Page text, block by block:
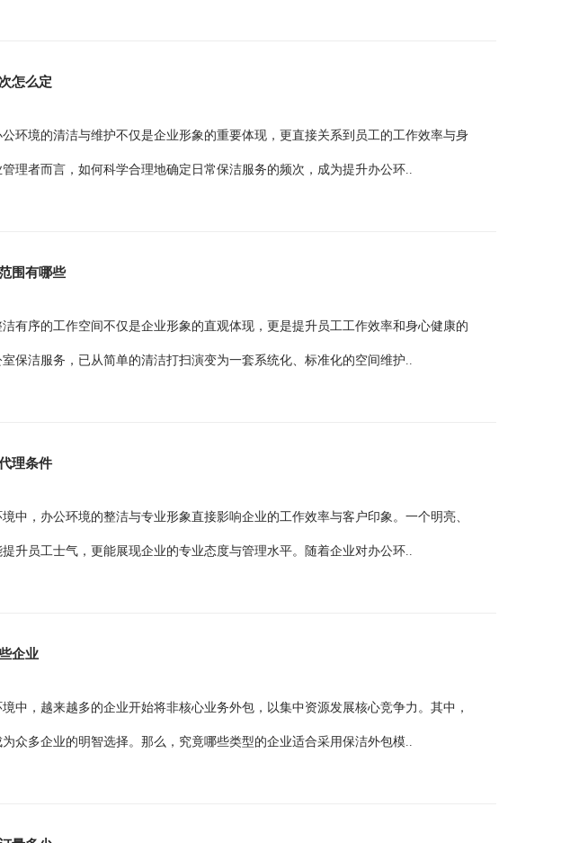
怎么定
环境的清洁与维护不仅是企业形象的重要体现，更直接关系到员工的工作效率与身
理者而言，如何科学合理地确定日常保洁服务的频次，成为提升办公环..
围有哪些
有序的工作空间不仅是企业形象的直观体现，更是提升员工工作效率和身心健康的
保洁服务，已从简单的清洁打扫演变为一套系统化、标准化的空间维护..
理条件
中，办公环境的整洁与专业形象直接影响企业的工作效率与客户印象。一个明亮、
升员工士气，更能展现企业的专业态度与管理水平。随着企业对办公环..
企业
中，越来越多的企业开始将非核心业务外包，以集中资源发展核心竞争力。其中，
众多企业的明智选择。那么，究竟哪些类型的企业适合采用保洁外包模..